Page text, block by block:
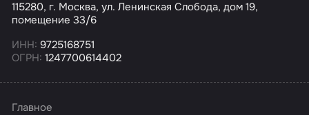
115280, г. Москва, ул. Ленинская Слобода, дом 19,
помещение 33/6
ИНН: 9725168751
ОГРН: 1247700614402
Главное